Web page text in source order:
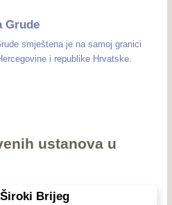
Grude
smještena je na samoj granici
i republike Hrvatske.
ustanova u
Brijeg